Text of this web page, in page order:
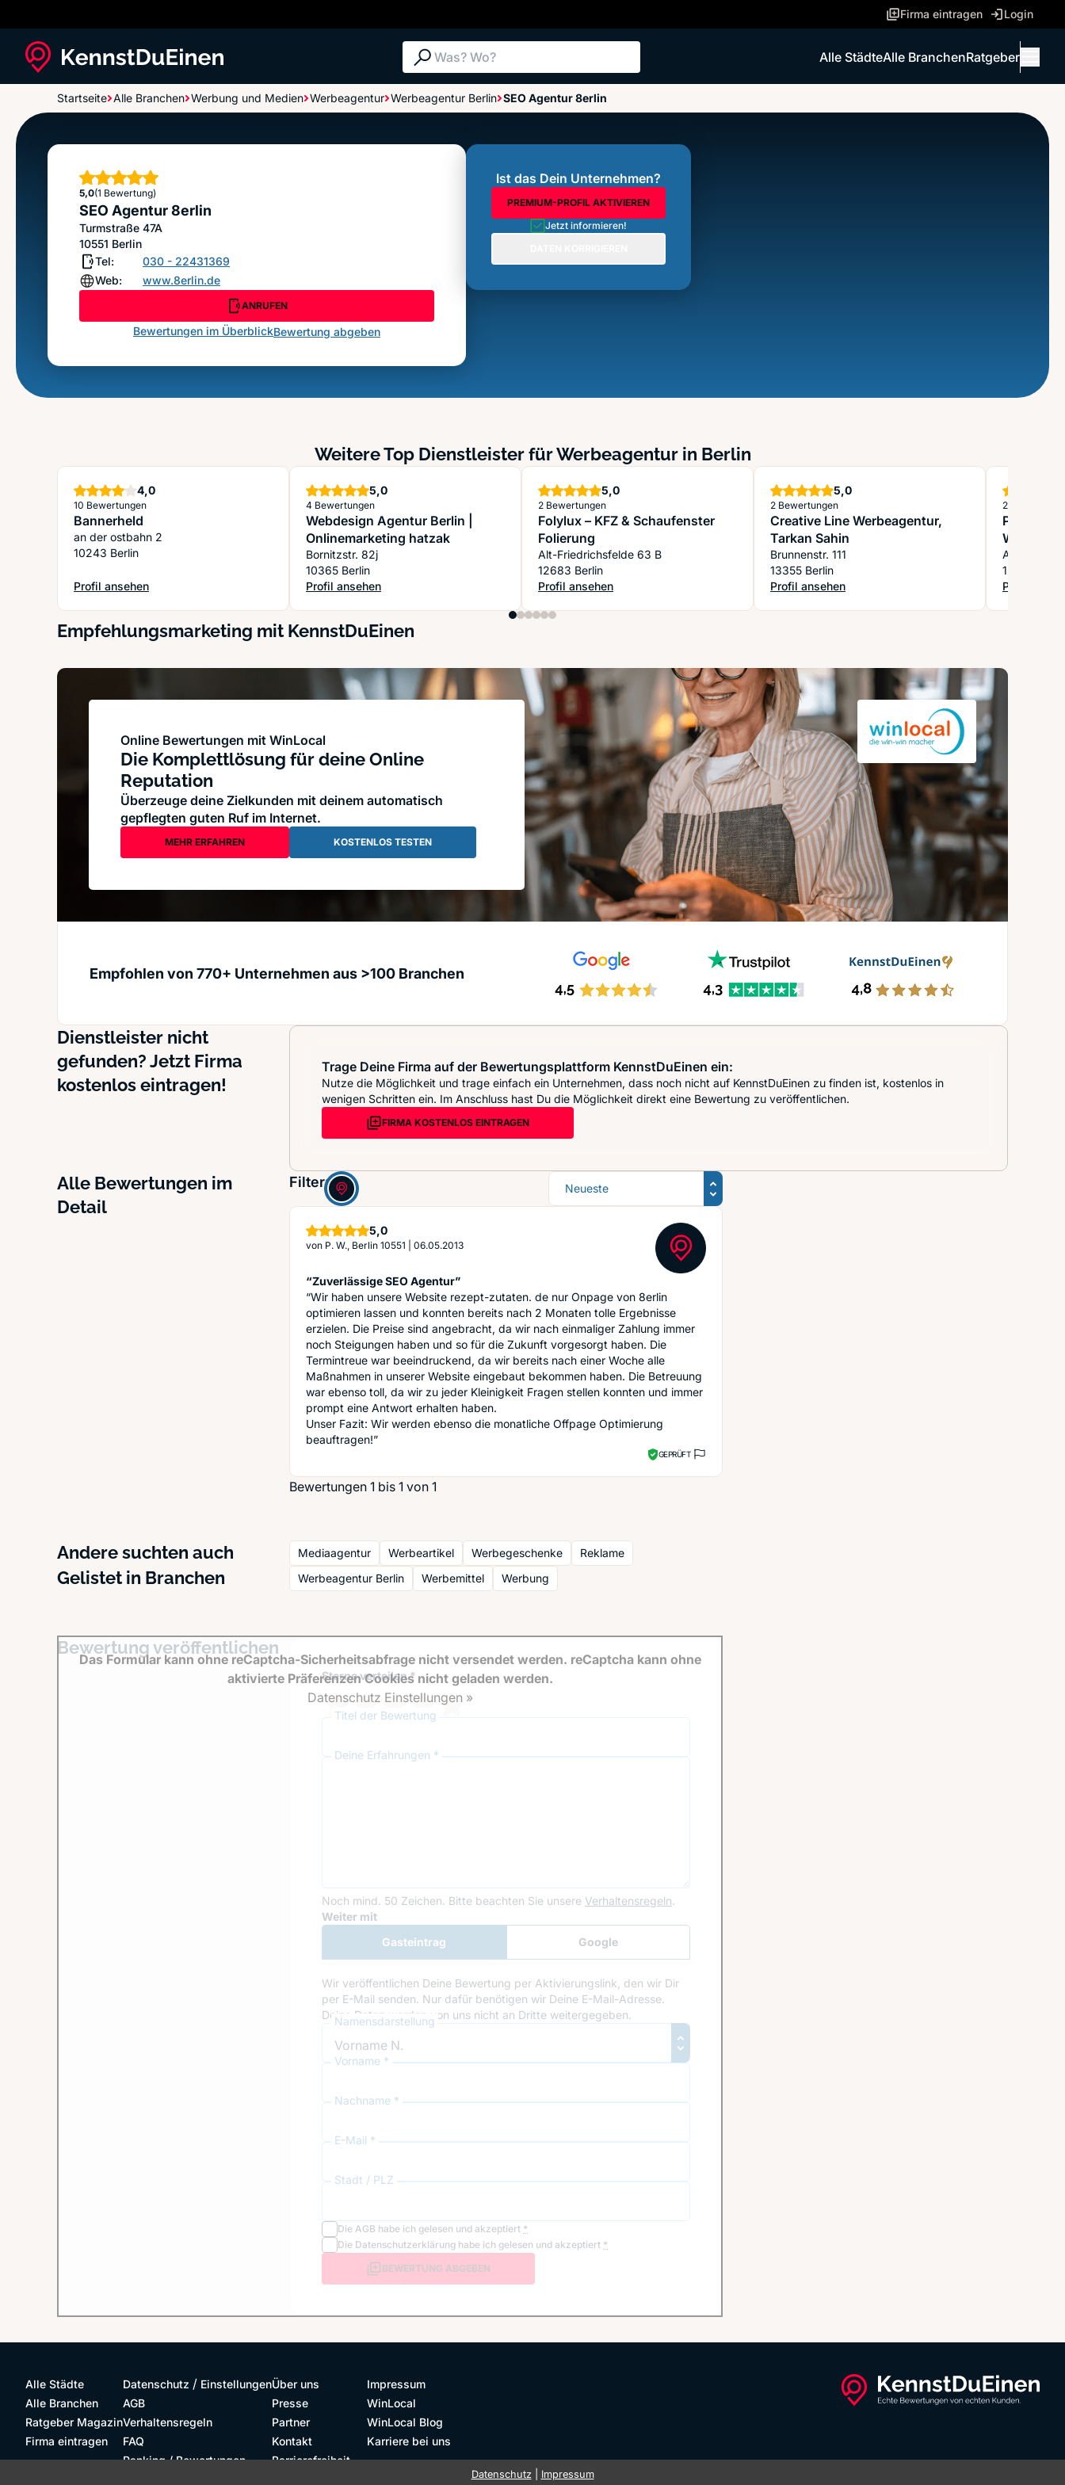
Firma eintragen Login
Suche: Was? Wo?
Alle StädteAlle BranchenRatgeber
Startseite Alle Branchen Werbung und Medien Werbeagentur Werbeagentur Berlin SEO Agentur 8erlin
SEO Agentur 8erlin
5,0
Sterne
(1 Bewertung)
SEO Agentur 8erlin
Turmstraße 47A
10551 Berlin
Tel:
030 - 22431369
Web:
www.8erlin.de
ANRUFEN
Bewertungen im ÜberblickBewertung abgeben
Ist das Dein Unternehmen?
PREMIUM-PROFIL AKTIVIEREN
Jetzt informieren!
Weitere Top Dienstleister für Werbeagentur in Berlin
4,0Sterne
10 Bewertungen
Bannerheld
an der ostbahn 2
10243 Berlin
Profil ansehen
: Bannerheld
5,0Sterne
4 Bewertungen
Webdesign Agentur Berlin |
Onlinemarketing hatzak
Bornitzstr. 82j
10365 Berlin
Profil ansehen
: Webdesign Agentur Berlin | Onlinemarketing hatzak
5,0Sterne
2 Bewertungen
Folylux – KFZ & Schaufenster
Folierung
Alt-Friedrichsfelde 63 B
12683 Berlin
Profil ansehen
: Folylux – KFZ & Schaufenster Folierung
5,0Sterne
2 Bewertungen
Creative Line Werbeagentur,
Tarkan Sahin
Brunnenstr. 111
13355 Berlin
Profil ansehen
: Creative Line Werbeagentur, Tarkan Sahin
2
Werbung
Am
13437
Profil
:
Empfehlungsmarketing mit KennstDuEinen
Online Bewertungen mit WinLocal
Die Komplettlösung für deine Online
Reputation
Überzeuge deine Zielkunden mit deinem automatisch
gepflegten guten Ruf im Internet.
MEHR ERFAHREN KOSTENLOS TESTEN
Empfohlen von 770+ Unternehmen aus >100 Branchen
Dienstleister nicht
gefunden? Jetzt Firma
kostenlos eintragen!
Trage Deine Firma auf der Bewertungsplattform KennstDuEinen ein:
Nutze die Möglichkeit und trage einfach ein Unternehmen, dass noch nicht auf KennstDuEinen zu finden ist, kostenlos in
wenigen Schritten ein. Im Anschluss hast Du die Möglichkeit direkt eine Bewertung zu veröffentlichen.
FIRMA KOSTENLOS EINTRAGEN
Alle Bewertungen im
Detail
Filter: Sortierung
5,0Sterne
von P. W., Berlin 10551 06.05.2013
“Zuverlässige SEO Agentur”
“Wir haben unsere Website rezept-zutaten. de nur Onpage von 8erlin
optimieren lassen und konnten bereits nach 2 Monaten tolle Ergebnisse
erzielen. Die Preise sind angebracht, da wir nach einmaliger Zahlung immer
noch Steigungen haben und so für die Zukunft vorgesorgt haben. Die
Termintreue war beeindruckend, da wir bereits nach einer Woche alle
Maßnahmen in unserer Website eingebaut bekommen haben. Die Betreuung
war ebenso toll, da wir zu jeder Kleinigkeit Fragen stellen konnten und immer
prompt eine Antwort erhalten haben.
Unser Fazit: Wir werden ebenso die monatliche Offpage Optimierung
beauftragen!”
GEPRÜFT
Bewertungen 1 bis 1 von 1
Andere suchten auch Mediaagentur Werbeartikel Werbegeschenke Reklame
Gelistet in Branchen Werbeagentur Berlin Werbemittel Werbung
Bewertung veröffentlichen
Sterne verteilen *
Titel der Bewertung
Deine Erfahrungen *
Noch mind. 50 Zeichen. Bitte beachten Sie unsere Verhaltensregeln.
Google Recaptcha
Weiter mit
Gasteintrag
Google
Anmeldung
Wir veröffentlichen Deine Bewertung per Aktivierungslink, den wir Dir
per E-Mail senden. Nur dafür benötigen wir Deine E-Mail-Adresse.
Deine Daten werden von uns nicht an Dritte weitergegeben.
Namensdarstellung
Vorname *
Nachname *
E-Mail *
Stadt / PLZ
Die AGB habe ich gelesen und akzeptiert *
Die Datenschutzerklärung habe ich gelesen und akzeptiert *
BEWERTUNG ABGEBEN
Das Formular kann ohne reCaptcha-Sicherheitsabfrage nicht versendet werden. reCaptcha kann ohne
aktivierte Präferenzen Cookies nicht geladen werden.
Datenschutz Einstellungen »
Alle Städte
Alle Branchen
Ratgeber Magazin
Firma eintragen
Datenschutz / Einstellungen
AGB
Verhaltensregeln
FAQ
Ranking / Bewertungen
Über uns
Presse
Partner
Kontakt
Barrierefreiheit
Impressum
WinLocal
WinLocal Blog
Karriere bei uns
Datenschutz| Impressum